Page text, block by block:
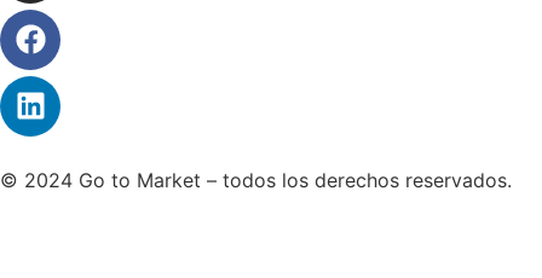
© 2024 Go to Market – todos los derechos reservados.